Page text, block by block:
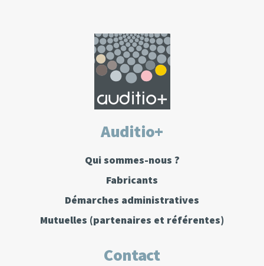
Auditio+
Qui sommes-nous ?
Fabricants
Démarches administratives
Mutuelles (partenaires et référentes)
Contact